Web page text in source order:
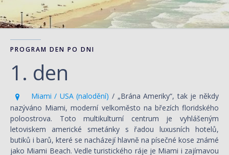
PROGRAM DEN PO DNI
1. den
Miami / USA (nalodění) / „Brána Ameriky“, tak je někdy
nazýváno Miami, moderní velkoměsto na březích floridského
poloostrova. Toto multikulturní centrum je vyhlášeným
letoviskem americké smetánky s řadou luxusních hotelů,
butiků i barů, které se nacházejí hlavně na písečné kose známé
jako Miami Beach. Vedle turistického ráje je Miami i zajímavou